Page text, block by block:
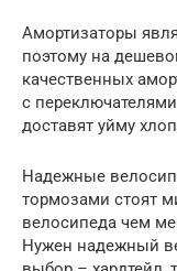
Амортизаторы
поэтому на
качественных
с
доставят уйму
Надежные
тормозами стоят
велосипеда чем
Нужен надежный